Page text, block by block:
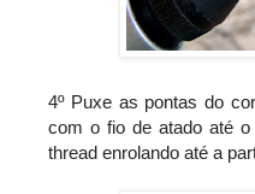
4º Puxe as pontas do
com o fio de atado até
thread enrolando até a